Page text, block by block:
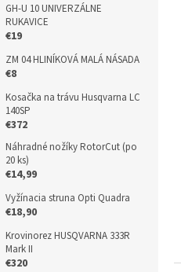
GH-U 10 UNIVERZÁLNE
RUKAVICE
€19
ZM 04 HLINÍKOVÁ MALÁ NÁSADA
€8
Kosačka na trávu Husqvarna LC
140SP
€372
Náhradné nožíky RotorCut (po
20 ks)
€14,99
Vyžínacia struna Opti Quadra
€18,90
Krovinorez HUSQVARNA 333R
Mark II
€320